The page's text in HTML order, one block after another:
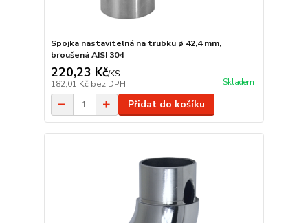
Spojka nastavitelná na trubku ø 42,4 mm,
broušená AISI 304
220,23 Kč/KS
182,01 Kč bez DPH Skladem
Přidat do košíku